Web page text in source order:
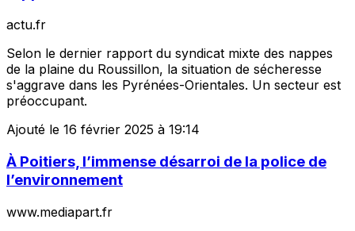
actu.fr
Selon le dernier rapport du syndicat mixte des nappes
de la plaine du Roussillon, la situation de sécheresse
s'aggrave dans les Pyrénées-Orientales. Un secteur est
préoccupant.
Ajouté le 16 février 2025 à 19:14
À Poitiers, l’immense désarroi de la police de
l’environnement
www.mediapart.fr